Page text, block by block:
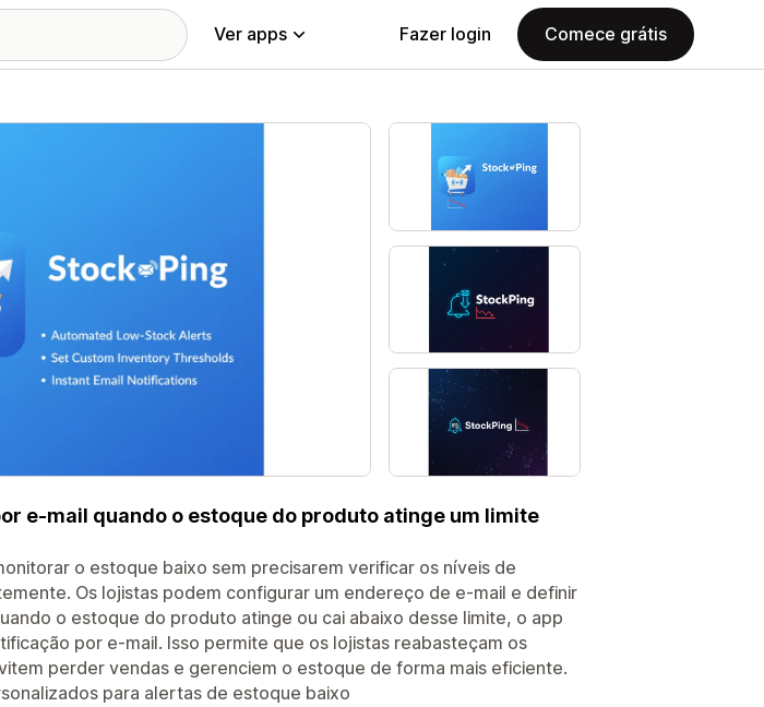
Ver apps Fazer login Comece grátis
e-mail quando o estoque do produto atinge um limite
o estoque baixo sem precisarem verificar os níveis de
Os lojistas podem configurar um endereço de e-mail e definir
o estoque do produto atinge ou cai abaixo desse limite, o app
por e-mail. Isso permite que os lojistas reabasteçam os
perder vendas e gerenciem o estoque de forma mais eficiente.
para alertas de estoque baixo